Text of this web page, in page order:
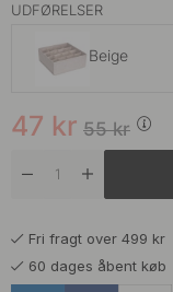
UDFØRELSER
Beige
Grå
55kr
47 kr
Fri fragt over 499 kr
60 dages åbent køb